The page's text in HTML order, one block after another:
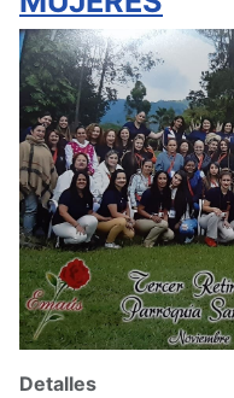
Detalles